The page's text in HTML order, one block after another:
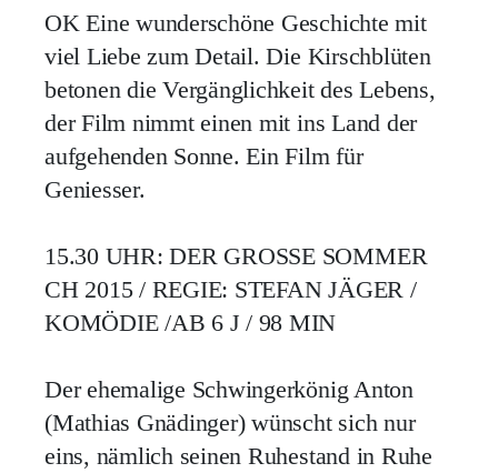
OKEine wunderschöne Geschichte mit
viel Liebe zum Detail. Die Kirschblüten
betonen die Vergänglichkeit des Lebens,
der Film nimmt einen mit ins Land der
aufgehenden Sonne. Ein Film für
Geniesser.
15.30 UHR: DER GROSSE SOMMER
CH 2015 / REGIE: STEFAN JÄGER /
KOMÖDIE /AB 6 J / 98 MIN
Der ehemalige Schwingerkönig Anton
(Mathias Gnädinger) wünscht sich nur
eins, nämlich seinen Ruhestand in Ruhe